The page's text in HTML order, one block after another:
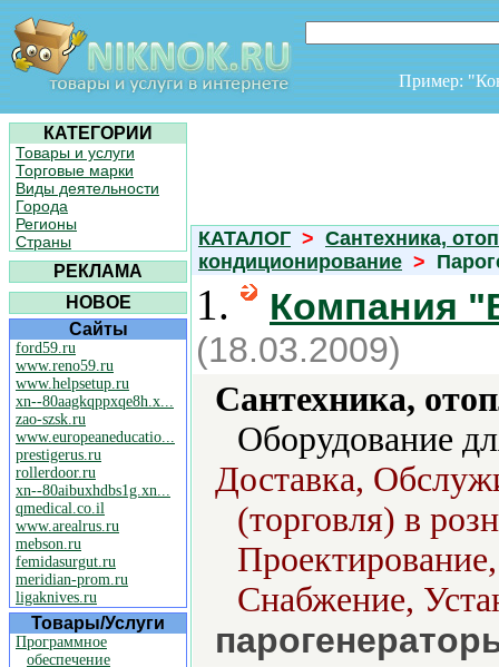
Пример:
КАТЕГОРИИ
Товары и услуги
Торговые марки
Виды деятельности
Города
Регионы
Страны
РЕКЛАМА
НОВОЕ
Сайты
ford59.ru
www.reno59.ru
www.helpsetup.ru
xn--80aagkqppxqe8h.x...
zao-szsk.ru
www.europeaneducatio...
prestigerus.ru
rollerdoor.ru
xn--80aibuxhdbs1g.xn...
qmedical.co.il
www.arealrus.ru
mebson.ru
femidasurgut.ru
meridian-prom.ru
ligaknives.ru
Товары/Услуги
Программное
обеспечение
КАТАЛОГ > Сантехника,
кондиционирование >
1. Компания
(18.03.2009)
Сантехника,
Оборудование
Доставка,
(торговля) в
Снабжение,